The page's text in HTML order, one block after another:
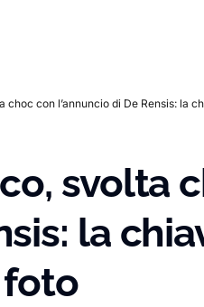
choc con l’annuncio di De Rensis: la
svolta
la